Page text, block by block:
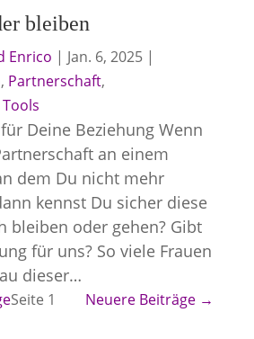
bleiben
Enrico | Jan. 6, 2025|
, Partnerschaft,
Deine Beziehung Wenn
an einem
dem Du nicht mehr
kennst Du sicher diese
bleiben oder gehen? Gibt
für uns? So viele Frauen
dieser…
Neuere Beiträge →
Seite 1